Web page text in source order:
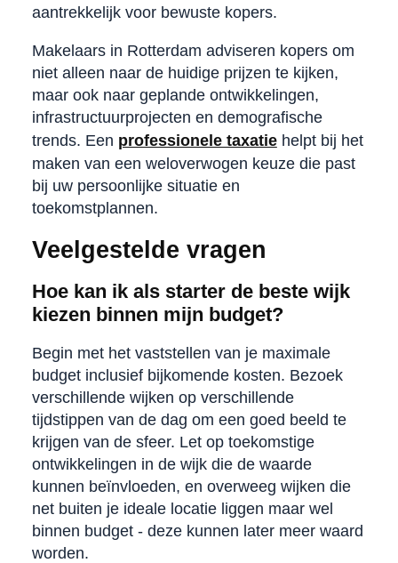
aantrekkelijk voor bewuste kopers.
Makelaars in Rotterdam adviseren kopers om
niet alleen naar de huidige prijzen te kijken,
maar ook naar geplande ontwikkelingen,
infrastructuurprojecten en demografische
trends. Een professionele taxatiehelpt bij het
maken van een weloverwogen keuze die past
bij uw persoonlijke situatie en
toekomstplannen.
Veelgestelde vragen
Hoe kan ik als starter de beste wijk
kiezen binnen mijn budget?
Begin met het vaststellen van je maximale
budget inclusief bijkomende kosten. Bezoek
verschillende wijken op verschillende
tijdstippen van de dag om een goed beeld te
krijgen van de sfeer. Let op toekomstige
ontwikkelingen in de wijk die de waarde
kunnen beïnvloeden, en overweeg wijken die
net buiten je ideale locatie liggen maar wel
binnen budget - deze kunnen later meer waard
worden.